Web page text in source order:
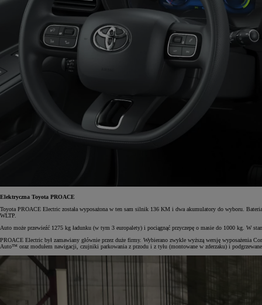
105 300 zł
Elektryczna Toyota PROACE
Toyota PROACE Electric została wyposażona w ten sam silnik 136 KM i dwa akumulatory do wyboru.
WLTP.
Auto może przewieźć 1275 kg ładunku (w tym 3 europalety) i pociągnąć przyczepę o masie do 1000 kg. W
PROACE Electric był zamawiany głównie przez duże firmy. Wybierano zwykle wyższą wersję
Auto™ oraz modułem nawigacji, czujniki parkowania z przodu i z tyłu (montowane w zderzaku) i podgrzewane